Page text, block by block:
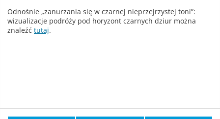
Odnośnie „zanurzania się w czarnej nieprzejrzystej toni”:
wizualizacje podróży pod horyzont czarnych dziur można
znaleźć tutaj.